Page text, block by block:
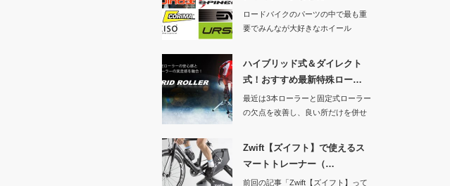
ロードバイクのパーツの中で最も重
要でみんなが大好きなホイール
ハイブリッド式＆ダイレクト
式！おすすめ最新特殊ロー…
最近は3本ローラーと固定式ローラー
の欠点を改善し、良い所だけを併せ
Zwift【ズイフト】で使えるス
マートトレーナー（…
前回の記事「Zwift【ズイフト】って